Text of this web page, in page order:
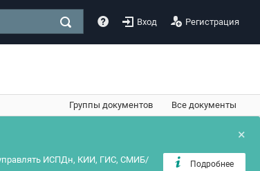
Вход Регистрация
Группы документов Все документы
×
ИСПДн, КИИ, ГИС, СМИБ/
Подробнее